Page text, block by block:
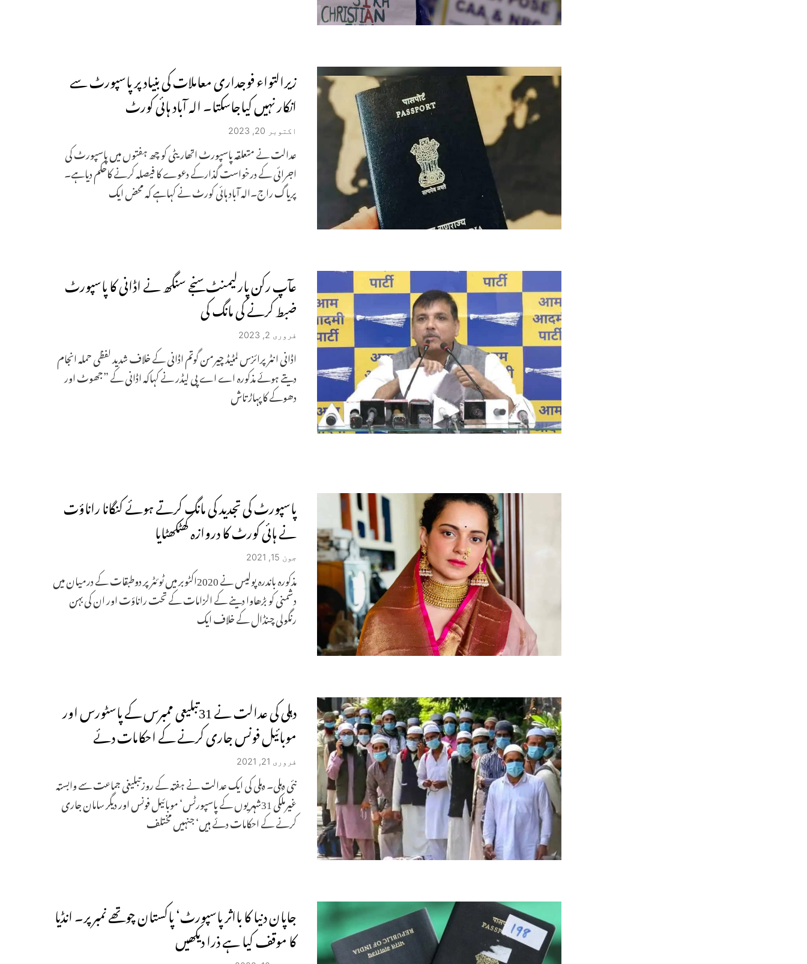
زیرالتواء فوجداری معاملات کی بنیاد پر پاسپورٹ سے
انکار نہیں کیاجاسکتا۔ الہ آباد ہائی کورٹ
اکتوبر 20, 2023
عدالت نے متعلقہ پاسپورٹ اتھاریٹی کو چھ ہفتوں میں پاسپورٹ کی
اجرائی کے درخواست گذارکے دعوے کا فیصلہ کرنے کاحکم دیاہے۔
پریاگ راج۔الہ آباد ہائی کورٹ نے کہاہے کہ محض ایک
عآپ رکن پارلیمنٹ سنجے سنگھ نے اڈانی کا پاسپورٹ
ضبط کرنے کی مانگ کی
فروری 2, 2023
اڈانی انٹر پرائزس لمٹیڈ چیرمن گوتم اڈانی کے خلاف شدید لفظی حملہ انجام
دیتے ہوئے مذکورہ اے اے پی لیڈر نے کہاکہ اڈانی کے ”جھوٹ اور
دھوکے کا پہاڑ تاش
پاسپورٹ کی تجدید کی مانگ کرتے ہوئے کنگانا راناؤت
نے ہائی کورٹ کا دروازہ کھٹکھٹایا
جون 15, 2021
مذکورہ باندرہ پولیس نے 2020اکٹوبر میں ٹوئٹر پر دوطبقات کے درمیان میں
دشمنی کو بڑھاوا دینے کے الزامات کے تحت راناؤت اور ان کی بہن
رنگولی چنڈال کے خلاف ایک
دہلی کی عدالت نے 31تبلیعی ممبرس کے پاسٹورس اور
موبائیل فونس جاری کرنے کے احکامات دئے
فروری 21, 2021
نئی دہلی۔ دہلی کی ایک عدالت نے ہفتہ کے روزتبلیغی جماعت سے وابستہ
غیرملکی 31شہریوں کے پاسپورٹس‘ موبائیل فونس اور دیگر سامان جاری
کرنے کے احکامات دئے ہیں‘ جنہیں مختلف
جاپان دنیا کا بااثر پاسپورٹ‘ پاکستان چوتھے نمبر پر۔ انڈیا
کا موقف کیا ہے ذرا دیکھیں